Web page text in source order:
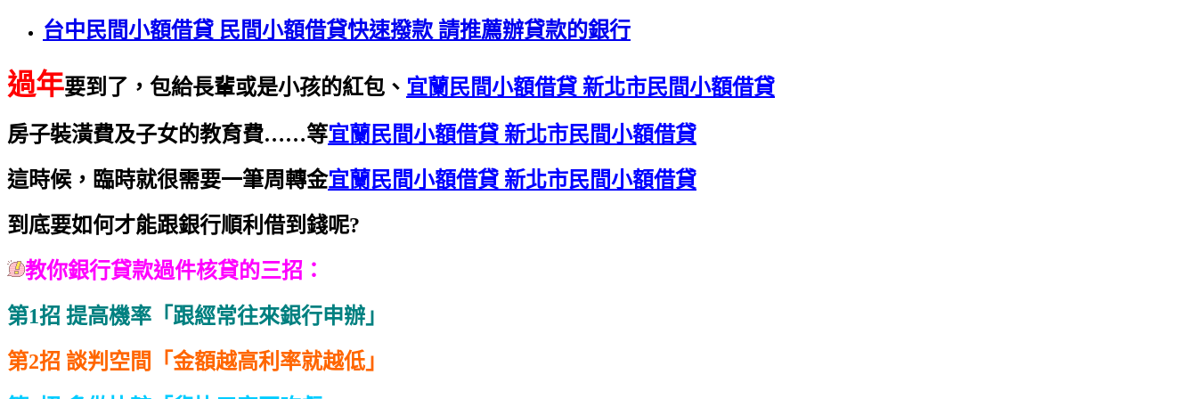
台中民間小額借貸 民間小額借貸快速撥款 請推薦辦貸款的銀行
過年要到了，包給長輩或是小孩的紅包、 宜蘭民間小額借貸 新北市民間小額借貸
房子裝潢費及子女的教育費……等宜蘭民間小額借貸 新北市民間小額借貸
這時候，臨時就很需要一筆周轉金宜蘭民間小額借貸 新北市民間小額借貸
到底要如何才能跟銀行順利借到錢呢?
教你銀行貸款過件核貸的三招：
第1招 提高機率「跟經常往來銀行申辦」
第2招 談判空間「金額越高利率就越低」